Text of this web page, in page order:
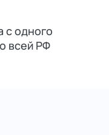
с одного
всей РФ